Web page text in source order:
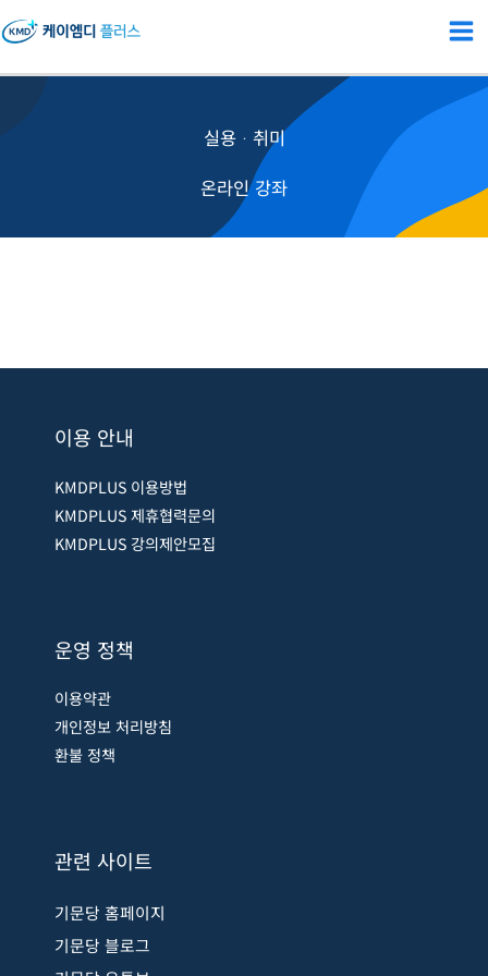
콘
텐
츠
기
실용ᆞ취미
온라인 강좌
이용 안내
KMDPLUS 이용방법
KMDPLUS 제휴협력문의
KMDPLUS 강의제안모집
운영 정책
이용약관
개인정보 처리방침
환불 정책
관련 사이트
기문당 홈페이지
기문당 블로그